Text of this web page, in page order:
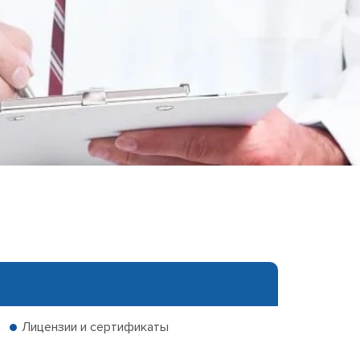
компульсивного
атак
Лицензии и сертификаты